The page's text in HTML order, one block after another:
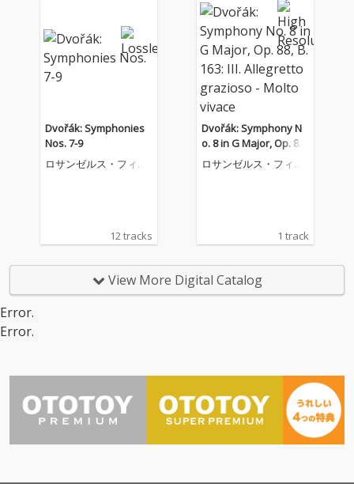
Dvořák: Symphonies
Nos. 7-9
ロサンゼルス・フィル
12 tracks
Dvořák: Symphony N
o. 8 in G Major, Op. 88,
B. 163: III. Allegretto gr
azioso - Molto vivace
ロサンゼルス・フィル
1 track
View More Digital Catalog
Error.
Error.